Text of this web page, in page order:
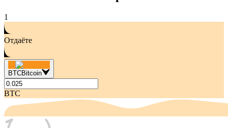
1
Отдаёте
BTCBitcoin
BTC